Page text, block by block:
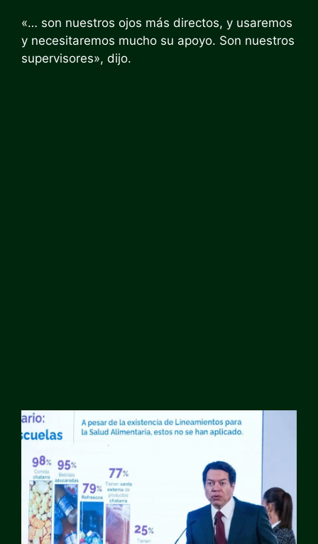
«… son nuestros ojos más directos, y usaremos
y necesitaremos mucho su apoyo. Son nuestros
supervisores», dijo.